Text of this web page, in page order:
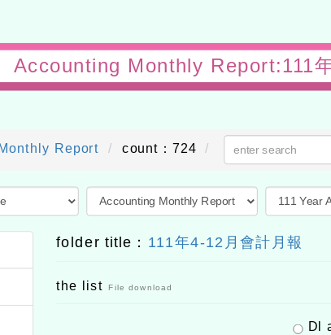
Accounting Monthly Report:111
Report count：724
folder title： 111年4-12月會計月報
the list File download
Dl